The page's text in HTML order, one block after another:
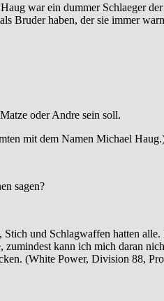
war ein dummer Schlaeger
Bruder haben, der sie immer
oder Andre sein soll.
mit dem Namen Michael
sagen?
und Schlagwaffen hatten
kann ich mich daran
(White Power, Division 88,